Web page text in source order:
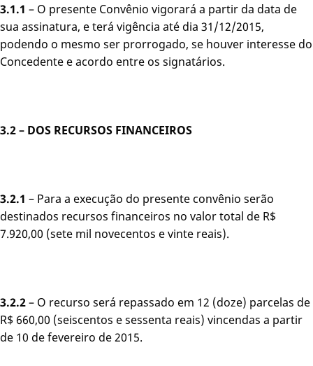
3.1.1 – O presente Convênio vigorará a partir da data de
sua assinatura, e terá vigência até dia 31/12/2015,
podendo o mesmo ser prorrogado, se houver interesse do
Concedente e acordo entre os signatários.
3.2 – DOS RECURSOS FINANCEIROS
3.2.1 – Para a execução do presente convênio serão
destinados recursos financeiros no valor total de R$
7.920,00 (sete mil novecentos e vinte reais).
3.2.2– O recurso será repassado em 12 (doze) parcelas de
R$ 660,00 (seiscentos e sessenta reais) vincendas a partir
de 10 de fevereiro de 2015.